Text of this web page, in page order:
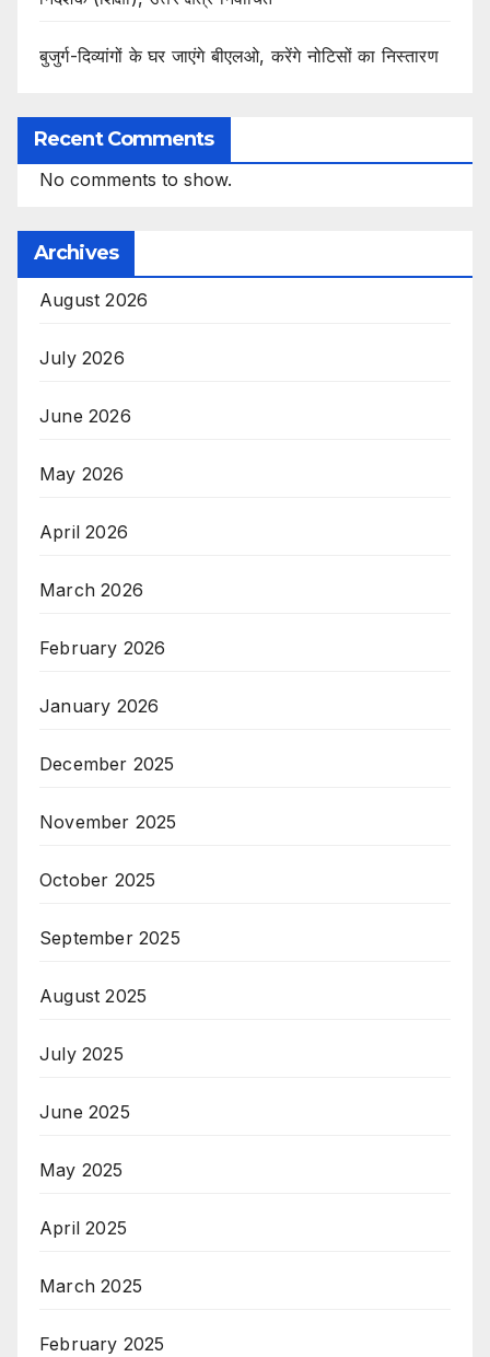
बुजुर्ग-दिव्यांगों के घर जाएंगे बीएलओ, करेंगे नोटिसों का निस्तारण
Recent Comments
No comments to show.
Archives
August 2026
July 2026
June 2026
May 2026
April 2026
March 2026
February 2026
January 2026
December 2025
November 2025
October 2025
September 2025
August 2025
July 2025
June 2025
May 2025
April 2025
March 2025
February 2025